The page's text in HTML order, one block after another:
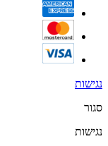
נגישות
סגור
נגישות